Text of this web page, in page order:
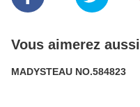
Vous aimerez aussi
MADYSTEAU NO.584823